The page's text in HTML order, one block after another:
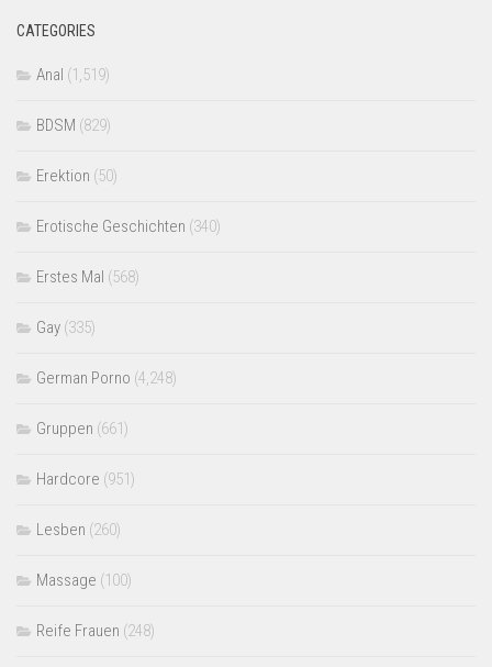
CATEGORIES
Anal (1,519)
BDSM (829)
Erektion (50)
Erotische Geschichten (340)
Erstes Mal (568)
Gay (335)
German Porno (4,248)
Gruppen (661)
Hardcore (951)
Lesben (260)
Massage (100)
Reife Frauen (248)